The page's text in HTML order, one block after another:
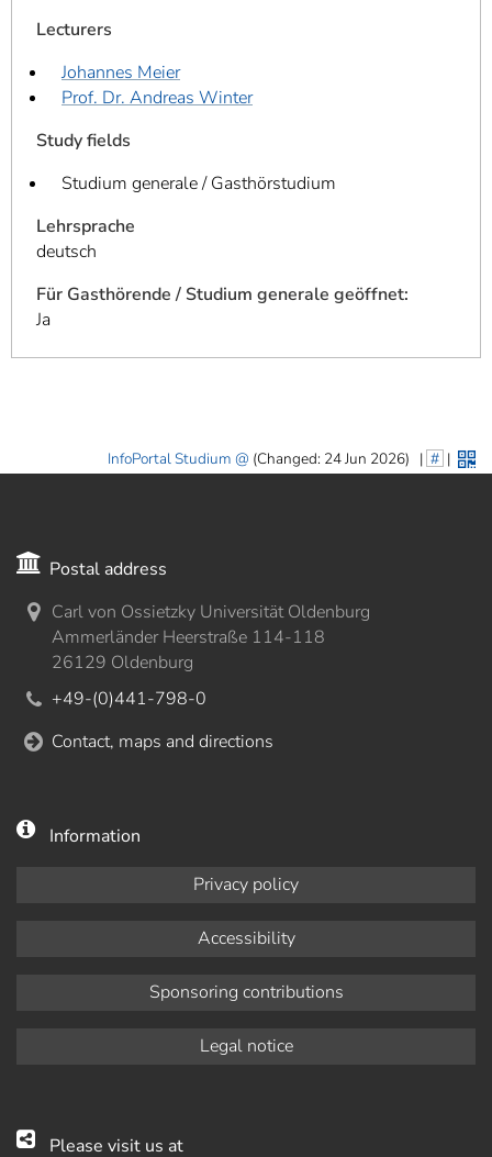
Lecturers
Johannes Meier
Prof. Dr. Andreas Winter
Study fields
Studium generale / Gasthörstudium
Lehrsprache
deutsch
Für Gasthörende / Studium generale geöffnet:
Ja
InfoPortal Studium (Changed: 24 Jun 2026) | # |
Postal address
Carl von Ossietzky Universität Oldenburg
Ammerländer Heerstraße 114-118
26129 Oldenburg
+49-(0)441-798-0
Contact, maps and directions
Information
Privacy policy
Accessibility
Sponsoring contributions
Legal notice
Please visit us at